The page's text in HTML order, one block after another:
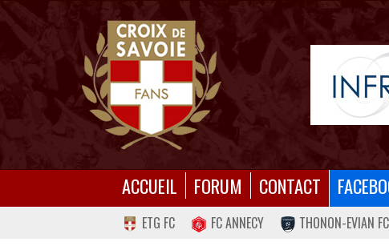
ACCUEIL FORUM CONTACT
ETG FC FC ANNECY THONON-EVIAN FC